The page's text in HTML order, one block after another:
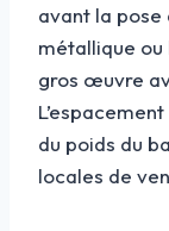
avant la pose
métallique
gros œuvre
du poids du
locales de